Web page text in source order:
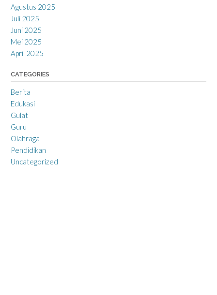
Agustus 2025
Juli 2025
Juni 2025
Mei 2025
April 2025
CATEGORIES
Berita
Edukasi
Gulat
Guru
Olahraga
Pendidikan
Uncategorized